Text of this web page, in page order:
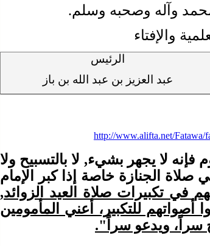
محمد وآله وصحبه وسلم.
والإفتاء
الرئيس
عبد العزيز بن عبد الله بن باز
http://www.alifta.net/
فإنه لا يجهر بشيء, لا بالتسبيح ولا
صلاة الجنازة خاصة إذا كبر الإمام
في تكبيرات صلاة العيد الزوائد,
أصواتهم للتكبير، أعني المأمومين
سراً، ويدعو سراً".